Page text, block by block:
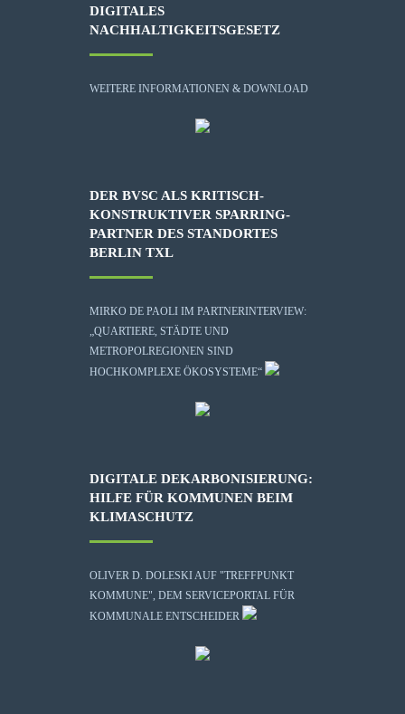
DIGITALES
NACHHALTIGKEITSGESETZ
WEITERE INFORMATIONEN & DOWNLOAD
DER BVSC ALS KRITISCH-
KONSTRUKTIVER SPARRING-
PARTNER DES STANDORTES
BERLIN TXL
MIRKO DE PAOLI IM PARTNERINTERVIEW:
„QUARTIERE, STÄDTE UND
METROPOLREGIONEN SIND
HOCHKOMPLEXE ÖKOSYSTEME“
DIGITALE DEKARBONISIERUNG:
HILFE FÜR KOMMUNEN BEIM
KLIMASCHUTZ
OLIVER D. DOLESKI AUF "TREFFPUNKT
KOMMUNE", DEM SERVICEPORTAL FÜR
KOMMUNALE ENTSCHEIDER